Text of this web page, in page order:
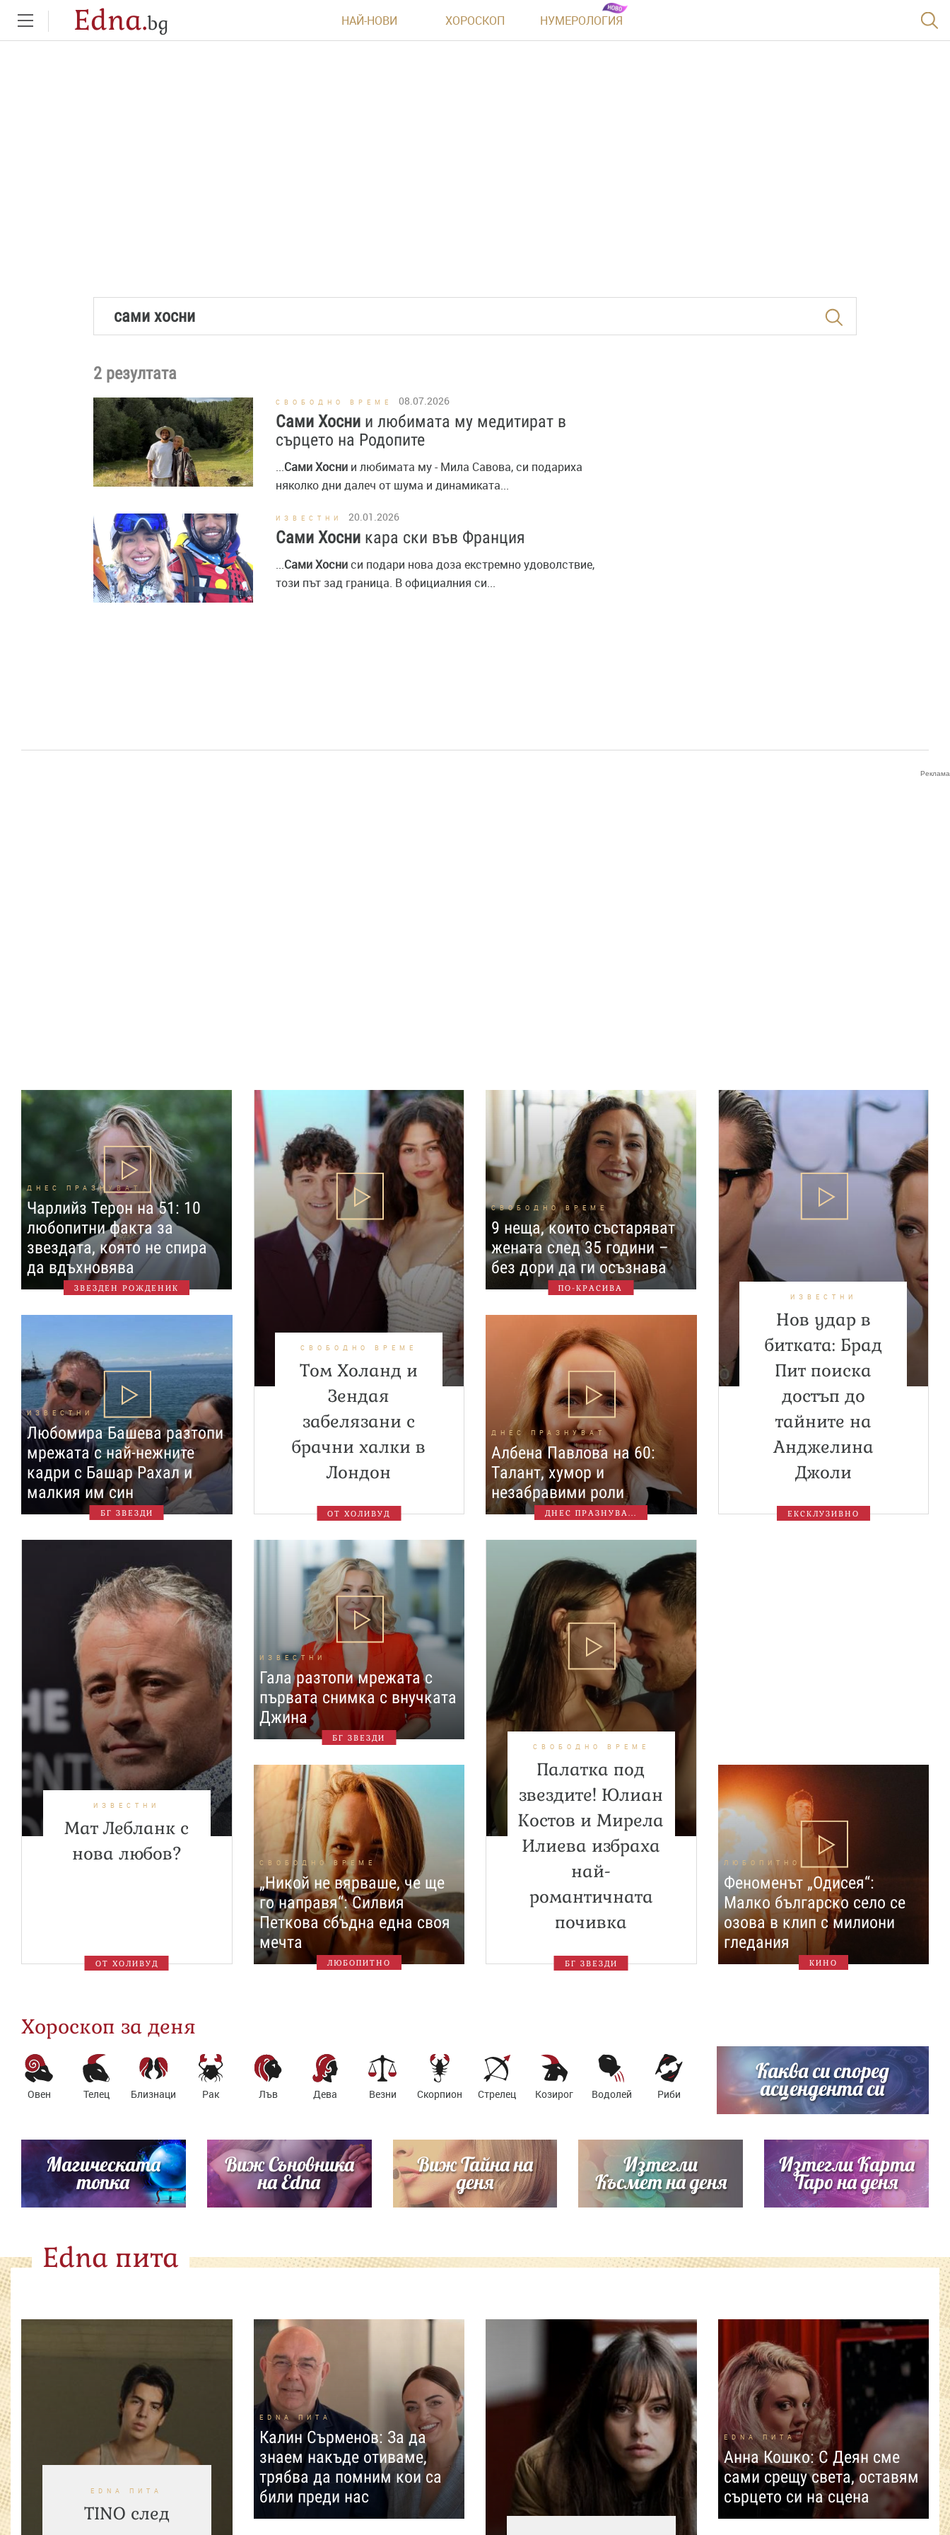
Edna.bg НАЙ-НОВИ ХОРОСКОП НУМЕРОЛОГИЯ
2 резултата
СВОБОДНО ВРЕМЕ 08.07.2026
Сами Хосни и любимата му медитират в
сърцето на Родопите
...СамиХосни и любимата му - Мила Савова, си подариха
няколко дни далеч от шума и динамиката...
ИЗВЕСТНИ 20.01.2026
Сами Хосни кара ски във Франция
...СамиХосниси подари нова доза екстремно удоволствие,
този път зад граница. В официалния си...
ДНЕС ПРАЗНУВАТ
Чарлийз Терон на 51: 10
любопитни факта за
звездата, която не спира
да вдъхновява
ЗВЕЗДЕН РОЖДЕНИК
ИЗВЕСТНИ
Любомира Башева разтопи
мрежата с най-нежните
кадри с Башар Рахал и
малкия им син
БГ ЗВЕЗДИ
СВОБОДНО ВРЕМЕ
Том Холанд и
Зендая
забелязани с
брачни халки в
Лондон
ОТ ХОЛИВУД
СВОБОДНО ВРЕМЕ
9 неща, които състаряват
жената след 35 години –
без дори да ги осъзнава
ПО-КРАСИВА
ДНЕС ПРАЗНУВАТ
Албена Павлова на 60:
Талант, хумор и
незабравими роли
ДНЕС ПРАЗНУВА...
ИЗВЕСТНИ
Нов удар в
битката: Брад
Пит поиска
достъп до
тайните на
Анджелина
Джоли
ЕКСКЛУЗИВНО
ИЗВЕСТНИ
Мат Лебланк с
нова любов?
ОТ ХОЛИВУД
ИЗВЕСТНИ
Гала разтопи мрежата с
първата снимка с внучката
Джина
БГ ЗВЕЗДИ
СВОБОДНО ВРЕМЕ
„Никой не вярваше, че ще
го направя“: Силвия
Петкова сбъдна една своя
мечта
ЛЮБОПИТНО
СВОБОДНО ВРЕМЕ
Палатка под
звездите! Юлиан
Костов и Мирела
Илиева избраха
най-
романтичната
почивка
БГ ЗВЕЗДИ
ЛЮБОПИТНО
Феноменът „Одисея“:
Малко българско село се
озова в клип с милиони
гледания
КИНО
Хороскоп за деня
Овен Телец Близнаци Рак Лъв Дева Везни Скорпион Стрелец Козирог Водолей Риби
Каква си според
асцендента си
Магическата
топка
Виж Съновника
на Edna
Виж Тайна на
деня
Изтегли
Късмет на деня
Изтегли Карта
Таро на деня
Edna пита
EDNA ПИТА
TINO след
EDNA ПИТА
Калин Сърменов: За да
знаем накъде отиваме,
трябва да помним кои са
били преди нас
EDNA ПИТА
Анна Кошко: С Деян сме
сами срещу света, оставям
сърцето си на сцена